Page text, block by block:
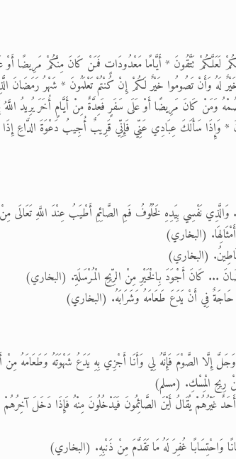
لَعَلَّكُمْ تَتَّقُونَ * أَيَّامًا مَعْدُودَاتٍ فَمَنْ كَانَ مِنْكُمْ مَرِيضًا أَوْ
لَهُ وَأَنْ تَصُومُوا خَيْرٌ لَكُمْ إِنْ كُنْتُمْ تَعْلَمُونَ * شَهْرُ رَمَضَانَ
وَمَنْ كَانَ مَرِيضًا أَوْ عَلَى سَفَرٍ فَعِدَّةٌ مِنْ أَيَّامٍ أُخَرَ يُرِيدُ اللَّهُ
* وَإِذَا سَأَلَكَ عِبَادِي عَنِّي فَإِنِّي قَرِيبٌ أُجِيبُ دَعْوَةَ الدَّاعِ
وَالَّذِي نَفْسِي بِيَدِهِ لَخُلُوفُ فَمِ الصَّائِمِ أَطْيَبُ عِنْدَ اللَّهِ تَعَالَى
(البخاري)
إِلَّا الصَّوْمَ فَإِنَّهُ لِي وَأَنَا أَجْزِي بِهِ يَدَعُ شَهْوَتَهُ وَطَعَامَهُ مِنْ
رِيحِ الْمِسْكِ. (مسلم)
غَيْرُهُمْ يُقَالُ أَيْنَ الصَّائِمُونَ فَيَدْخُلُونَ مِنْهُ فَإِذَا دَخَلَ